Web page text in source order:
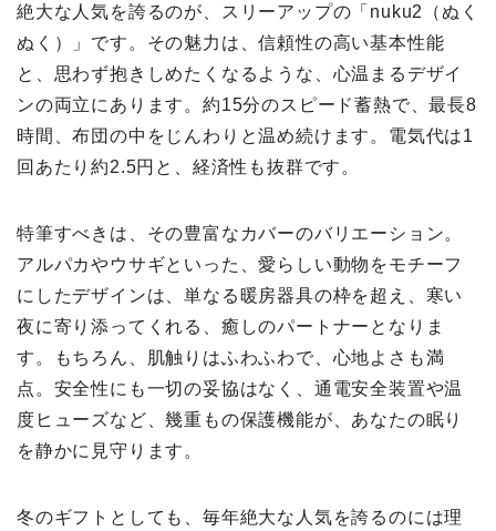
絶大な人気を誇るのが、スリーアップの「nuku2（ぬく
ぬく）」です。その魅力は、信頼性の高い基本性能
と、思わず抱きしめたくなるような、心温まるデザイ
ンの両立にあります。約15分のスピード蓄熱で、最長8
時間、布団の中をじんわりと温め続けます。電気代は1
回あたり約2.5円と、経済性も抜群です。
特筆すべきは、その豊富なカバーのバリエーション。
アルパカやウサギといった、愛らしい動物をモチーフ
にしたデザインは、単なる暖房器具の枠を超え、寒い
夜に寄り添ってくれる、癒しのパートナーとなりま
す。もちろん、肌触りはふわふわで、心地よさも満
点。安全性にも一切の妥協はなく、通電安全装置や温
度ヒューズなど、幾重もの保護機能が、あなたの眠り
を静かに見守ります。
冬のギフトとしても、毎年絶大な人気を誇るのには理